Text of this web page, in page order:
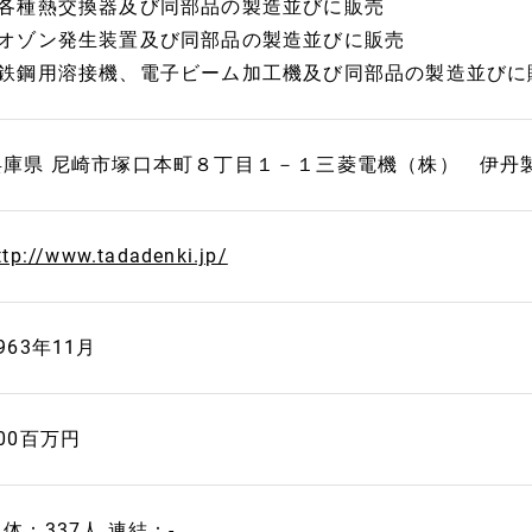
種熱交換器及び同部品の製造並びに販売
ゾン発生装置及び同部品の製造並びに販売
鋼用溶接機、電子ビーム加工機及び同部品の製造並びに
庫県 尼崎市塚口本町８丁目１－１三菱電機（株） 伊丹
www.tadadenki.jp/
年11月
百万円